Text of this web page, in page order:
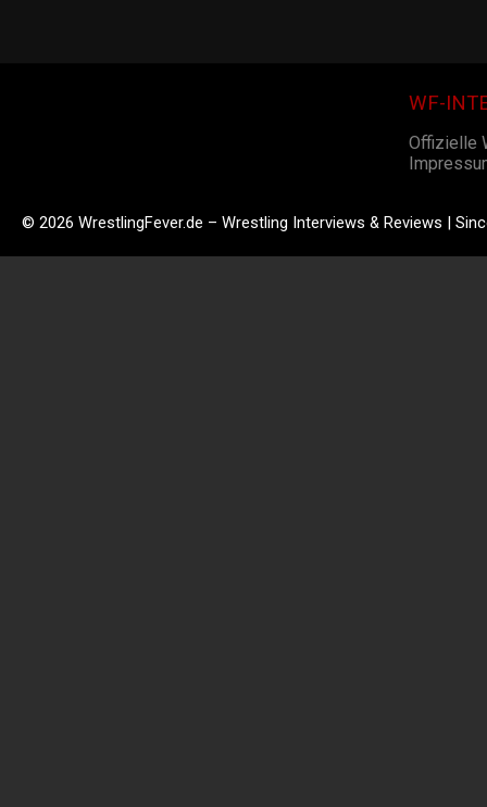
WF-
Offizielle
© 2026 WrestlingFever.de – Wrestling Interviews & Reviews |